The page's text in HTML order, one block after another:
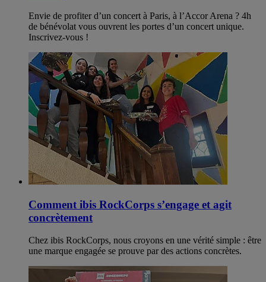
Envie de profiter d’un concert à Paris, à l’Accor Arena ? 4h
de bénévolat vous ouvrent les portes d’un concert unique.
Inscrivez-vous !
Comment ibis RockCorps s’engage et agit
concrètement
Chez ibis RockCorps, nous croyons en une vérité simple : être
une marque engagée se prouve par des actions concrètes.